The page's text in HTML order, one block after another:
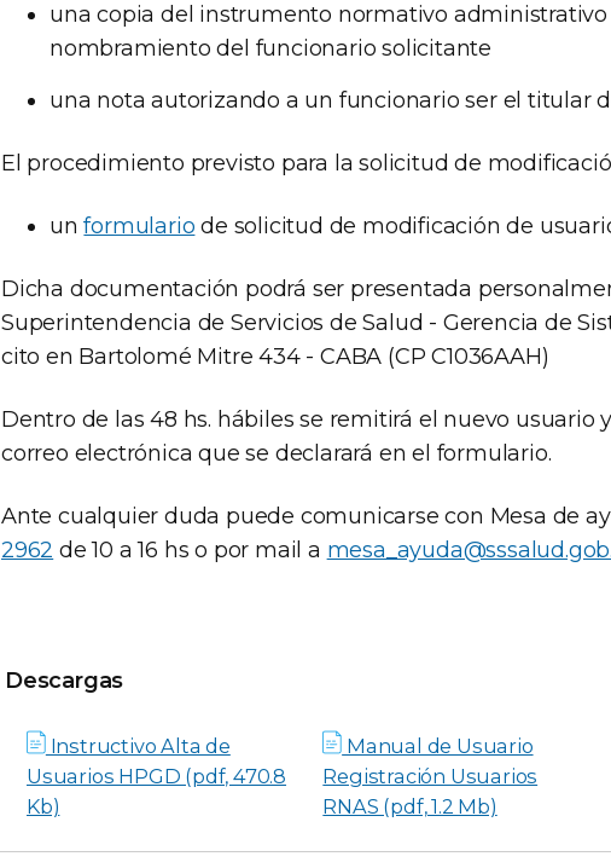
una copia del instrumento normativo administrativo
nombramiento del funcionario solicitante
una nota autorizando a un funcionario ser el titular
El procedimiento previsto para la solicitud de
unformulario de solicitud de modificación de
Dicha documentación podrá ser presentada
Superintendencia de Servicios de Salud - Gerencia de
cito en Bartolomé Mitre 434 - CABA (CP C1036AAH)
Dentro de las 48 hs. hábiles se remitirá el nuevo usuario
correo electrónica que se declarará en el formulario.
Ante cualquier duda puede comunicarse con Mesa de
2962 de 10 a 16 hs o por mail a
Descargas
Descargas
Instructivo Alta de
Usuarios HPGD (pdf, 470.8
Kb)
Manual de Usuario
Registración Usuarios
RNAS (pdf, 1.2 Mb)